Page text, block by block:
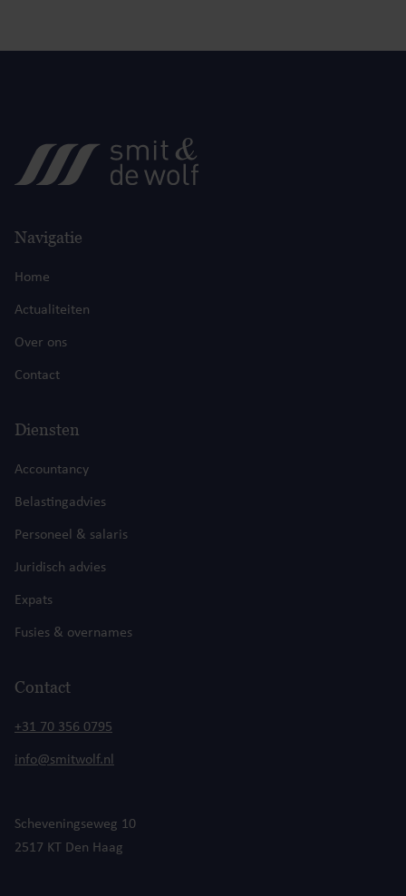
Navigatie
Home
Actualiteiten
Over ons
Contact
Diensten
Accountancy
Belastingadvies
Personeel & salaris
Juridisch advies
Expats
Fusies & overnames
Contact
+31 70 356 0795
info@smitwolf.nl
Scheveningseweg 10
2517 KT Den Haag